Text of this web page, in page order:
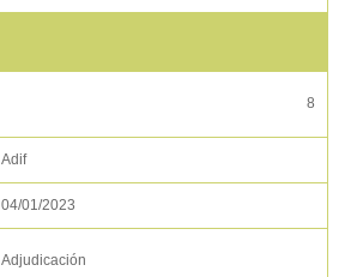
8
Adif
04/01/2023
Adjudicación